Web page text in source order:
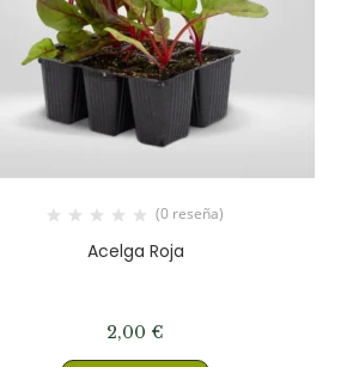
(0 reseña)
Acelga Roja
2,00 €